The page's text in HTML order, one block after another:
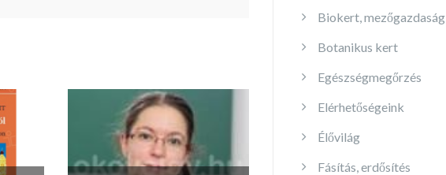
Biokert, mezőgazdaság
Botanikus kert
Egészségmegőrzés
Elérhetőségeink
Élővilág
Fásítás, erdősítés